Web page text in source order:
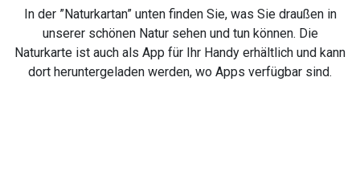
In der ”Naturkartan” unten finden Sie, was Sie draußen in
unserer schönen Natur sehen und tun können. Die
Naturkarte ist auch als App für Ihr Handy erhältlich und kann
dort heruntergeladen werden, wo Apps verfügbar sind.